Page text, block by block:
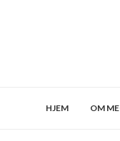
HJEM OM